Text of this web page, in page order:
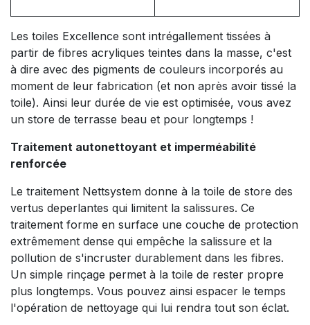
Les toiles Excellence sont intrégallement tissées à
partir de fibres acryliques teintes dans la masse, c'est
à dire avec des pigments de couleurs incorporés au
moment de leur fabrication (et non après avoir tissé la
toile). Ainsi leur durée de vie est optimisée, vous avez
un store de terrasse beau et pour longtemps !
Traitement autonettoyant et imperméabilité
renforcée
Le traitement Nettsystem donne à la toile de store des
vertus deperlantes qui limitent la salissures. Ce
traitement forme en surface une couche de protection
extrêmement dense qui empêche la salissure et la
pollution de s'incruster durablement dans les fibres.
Un simple rinçage permet à la toile de rester propre
plus longtemps. Vous pouvez ainsi espacer le temps
l'opération de nettoyage qui lui rendra tout son éclat.